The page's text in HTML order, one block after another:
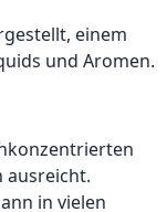
einem
und Aromen.
ausreicht.
in vielen